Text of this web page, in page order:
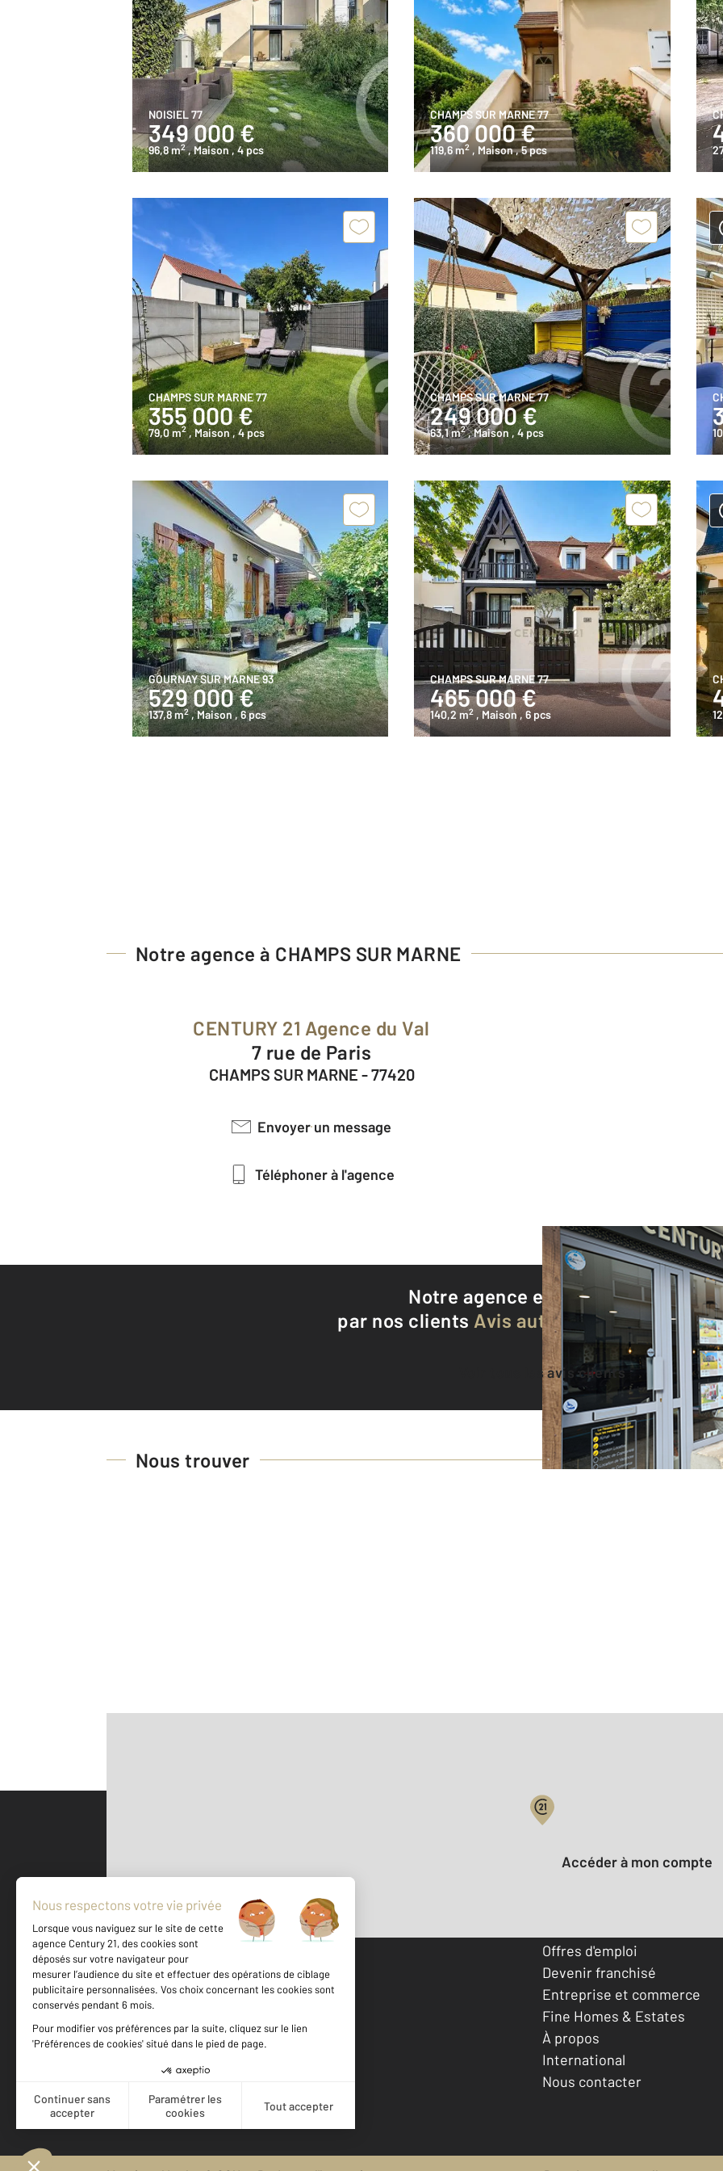
NOISIEL 77
349 000 €
96,8 m2 , Maison , 4 pcs
CHAMPS SUR MARNE 77
360 000 €
119,6 m2 , Maison, 5 pcs
CHAMPS SUR MARNE 77
355 000 €
79,0 m2 , Maison, 4 pcs
CHAMPS SUR MARNE 77
249 000 €
63,1 m2 , Maison, 4 pcs
GOURNAY SUR MARNE 93
529 000 €
137,8 m2 , Maison , 6 pcs
CHAMPS SUR MARNE 77
465 000 €
140,2 m2 , Maison , 6 pcs
Notre agence à CHAMPS SUR MARNE
CENTURY 21 Agence du Val
7 rue de Paris
CHAMPS SUR MARNE - 77420
Envoyer un message
Téléphoner à l'agence
Notre agence est notée9,2/10
par nos clients Avis authentifiés par
Voir tous les avis clients
Nous trouver
500 m ©Mappy
Votre compte :
Accéder à mon compte
Votre agence est notée
Achat
Location
Offres d'emploi
Devenir franchisé
Entreprise et commerce
Fine Homes & Estates
À propos
International
Nous contacter